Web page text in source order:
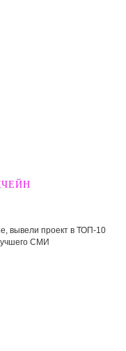
вывели проект в ТОП-10
СМИ